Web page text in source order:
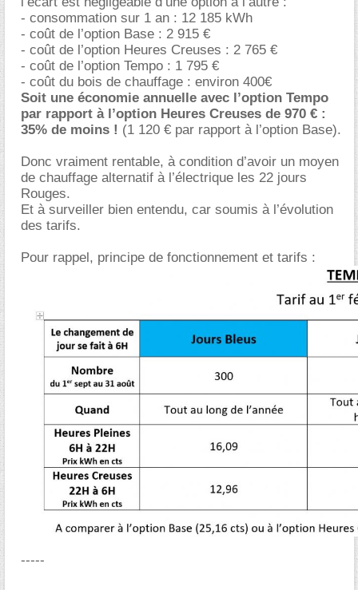
- consommation sur 1 an : 12 185 kWh
- coût de l’option Base : 2 915
- coût de l’option Heures Creuses : 2 765
- coût de l’option Tempo : 1 795
- coût du bois de chauffage : environ 400
Soit une économie annuelle avec l’option Tempo
par rapport à l’option Heures Creuses de 970 € :
35% de moins ! (1 120 € par rapport à l’option Base).
Donc vraiment rentable, à condition d’avoir un moyen
de chauffage alternatif à l’électrique les 22 jours
Rouges.
Et à surveiller bien entendu, car soumis à l’évolution
des tarifs.
Pour rappel, principe de fonctionnement et tarifs :
-----